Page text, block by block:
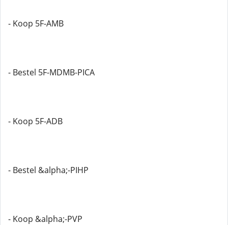
- Koop 5F-AMB
- Bestel 5F-MDMB-PICA
- Koop 5F-ADB
- Bestel &alpha;-PIHP
- Koop &alpha;-PVP